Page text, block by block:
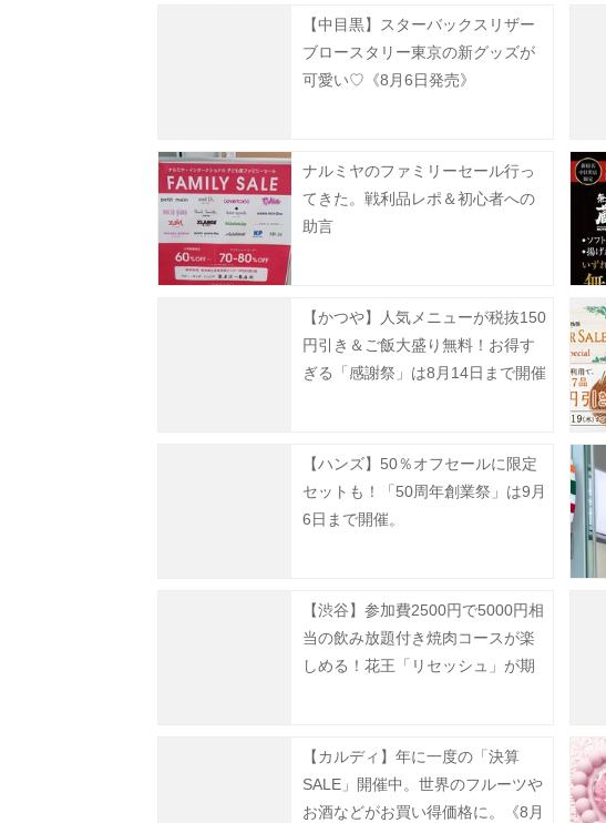
【中目黒】スターバックスリザー
ブロースタリー東京の新グッズが
可愛い♡《8月6日発売》
ナルミヤのファミリーセール行っ
てきた。戦利品レポ＆初心者への
助言
【かつや】人気メニューが税抜150
円引き＆ご飯大盛り無料！お得す
ぎる「感謝祭」は8月14日まで開催
【ハンズ】50％オフセールに限定
セットも！「50周年創業祭」は9月
6日まで開催。
【渋谷】参加費2500円で5000円相
当の飲み放題付き焼肉コースが楽
しめる！花王「リセッシュ」が期
【カルディ】年に一度の「決算
SALE」開催中。世界のフルーツや
お酒などがお買い得価格に。《8月